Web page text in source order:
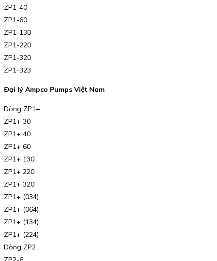
ZP1-40
ZP1-60
ZP1-130
ZP1-220
ZP1-320
ZP1-323
Đại lý Ampco Pumps Việt Nam
Dòng ZP1+
ZP1+ 30
ZP1+ 40
ZP1+ 60
ZP1+ 130
ZP1+ 220
ZP1+ 320
ZP1+ (034)
ZP1+ (064)
ZP1+ (134)
ZP1+ (224)
Dòng ZP2